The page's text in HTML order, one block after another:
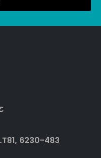
6230-483